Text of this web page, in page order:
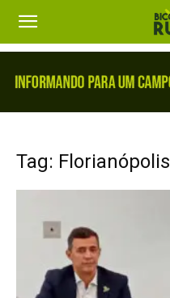
Tag: Florianópolis